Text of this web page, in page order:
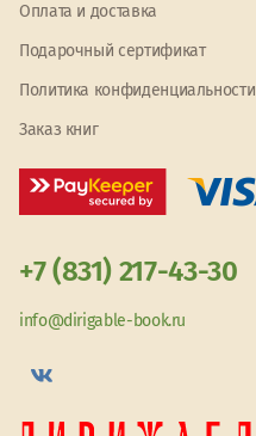
Оплата и доставка
Подарочный сертификат
Политика конфиденциальности
Заказ книг
+7 (831) 217-43-30
info@dirigable-book.ru